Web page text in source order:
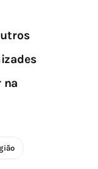
na